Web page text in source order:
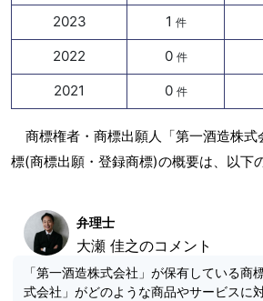
2023 1 件
2022 0 件
2021 0 件
商標権者・商標出願人「第一酒造株
標(商標出願・登録商標)の概要は、以下
弁理士
大瀬 佳之のコメント
「第一酒造株式会社」が保有している商
式会社」がどのような商品やサービスに